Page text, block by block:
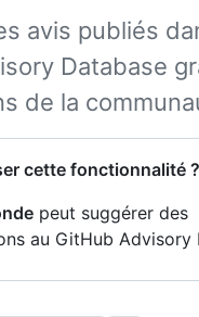
avis publiés
Database
de la
cette fonctionnalité ?
peut suggérer des
au GitHub Advisory